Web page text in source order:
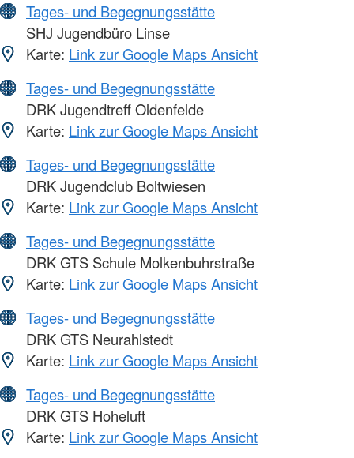
Tages- und Begegnungsstätte
SHJ Jugendbüro Linse
Karte: Link zur Google Maps Ansicht
Tages- und Begegnungsstätte
DRK Jugendtreff Oldenfelde
Karte: Link zur Google Maps Ansicht
Tages- und Begegnungsstätte
DRK Jugendclub Boltwiesen
Karte: Link zur Google Maps Ansicht
Tages- und Begegnungsstätte
DRK GTS Schule Molkenbuhrstraße
Karte: Link zur Google Maps Ansicht
Tages- und Begegnungsstätte
DRK GTS Neurahlstedt
Karte: Link zur Google Maps Ansicht
Tages- und Begegnungsstätte
DRK GTS Hoheluft
Karte: Link zur Google Maps Ansicht